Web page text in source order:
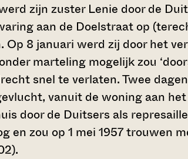
zijn zuster Lenie door de
aan de Doelstraat op
8 januari werd zij door het
marteling mogelijk zou
snel te verlaten. Twee
vanuit de woning aan
door de Duitsers als
en zou op 1 mei 1957 trouwen